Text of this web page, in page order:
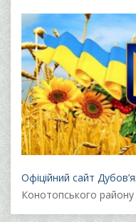
Офіційний сайт
Конотопського району